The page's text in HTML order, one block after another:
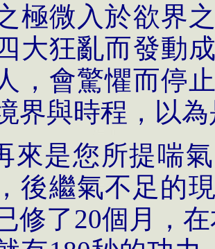
極微入於欲界
大狂亂而發動
，會驚懼而停
界與時程，以
來是您所提喘
後繼氣不足的
修了20個月，